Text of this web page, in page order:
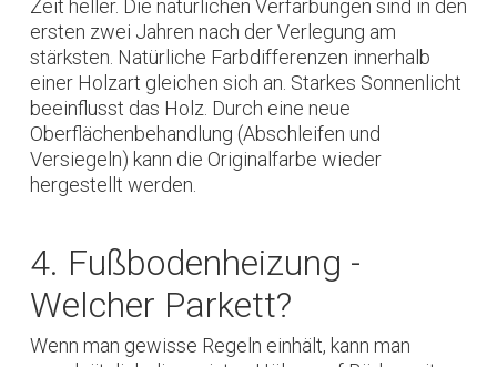
Zeit heller. Die natürlichen Verfärbungen sind in den
ersten zwei Jahren nach der Verlegung am
stärksten. Natürliche Farbdifferenzen innerhalb
einer Holzart gleichen sich an. Starkes Sonnenlicht
beeinflusst das Holz. Durch eine neue
Oberflächenbehandlung (Abschleifen und
Versiegeln) kann die Originalfarbe wieder
hergestellt werden.
4. Fußbodenheizung -
Welcher Parkett?
Wenn man gewisse Regeln einhält, kann man